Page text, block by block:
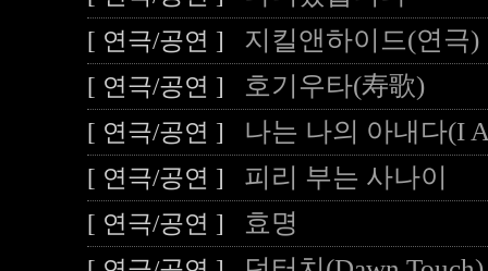
[ 연극/공연 ] 지킬앤하이드(연극)
[ 연극/공연 ] 호기우타(寿歌)
[ 연극/공연 ] 나는 나의 아내다(I
[ 연극/공연 ] 피리 부는 사나이
[ 연극/공연 ] 효명